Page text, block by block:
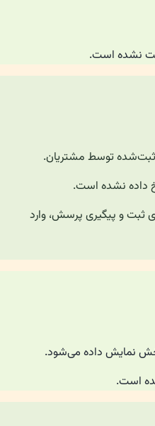
نشده است.
توسط مشتریان.
داده نشده است.
ثبت و پیگیری پرسش، وارد
نمایش داده می‌شود.
است.